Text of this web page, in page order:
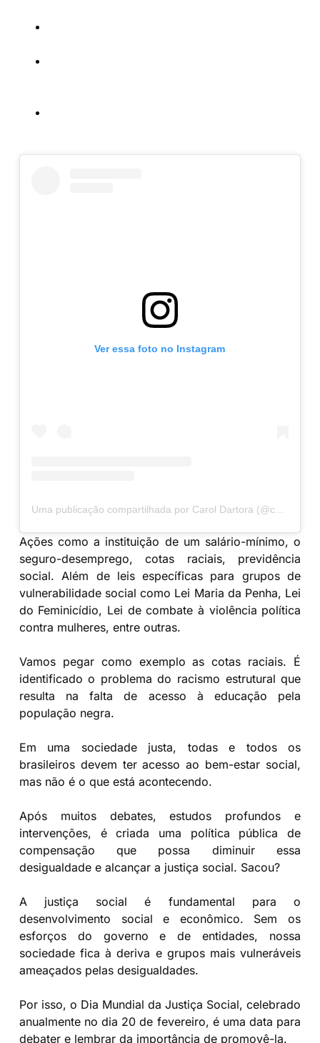
Ver essa foto no Instagram
Uma publicação compartilhada por Carol Dartora (@caroldartora13)
Ações como a instituição de um salário-mínimo, o
seguro-desemprego, cotas raciais, previdência
social. Além de leis específicas para grupos de
vulnerabilidade social como Lei Maria da Penha, Lei
do Feminicídio, Lei de combate à violência política
contra mulheres, entre outras.
Vamos pegar como exemplo as cotas raciais. É
identificado o problema do racismo estrutural que
resulta na falta de acesso à educação pela
população negra.
Em uma sociedade justa, todas e todos os
brasileiros devem ter acesso ao bem-estar social,
mas não é o que está acontecendo.
Após muitos debates, estudos profundos e
intervenções, é criada uma política pública de
compensação que possa diminuir essa
desigualdade e alcançar a justiça social. Sacou?
A justiça social é fundamental para o
desenvolvimento social e econômico. Sem os
esforços do governo e de entidades, nossa
sociedade fica à deriva e grupos mais vulneráveis
ameaçados pelas desigualdades.
Por isso, o Dia Mundial da Justiça Social, celebrado
anualmente no dia 20 de fevereiro, é uma data para
debater e lembrar da importância de promovê-la.